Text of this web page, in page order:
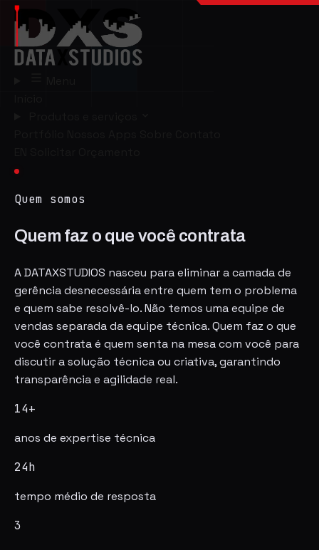
Quem somos
Quem faz o que você contrata
A DATAXSTUDIOS nasceu para eliminar a camada de
gerência desnecessária entre quem tem o problema
e quem sabe resolvê-lo. Não temos uma equipe de
vendas separada da equipe técnica. Quem faz o que
você contrata é quem senta na mesa com você para
discutir a solução técnica ou criativa, garantindo
transparência e agilidade real.
14+
anos de expertise técnica
24h
tempo médio de resposta
3